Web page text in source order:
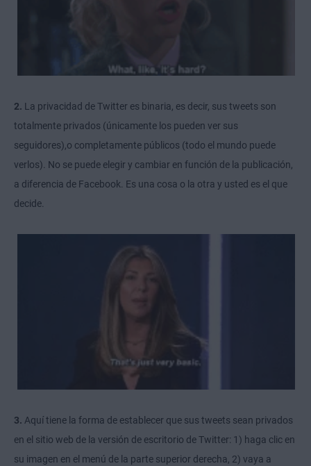
2. La privacidad de Twitter es binaria, es decir, sus tweets son
totalmente privados (únicamente los pueden ver sus
seguidores),o completamente públicos (todo el mundo puede
verlos). No se puede elegir y cambiar en función de la publicación,
a diferencia de Facebook. Es una cosa o la otra y usted es el que
decide.
3. Aquí tiene la forma de establecer que sus tweets sean privados
en el sitio web de la versión de escritorio de Twitter: 1) haga clic en
su imagen en el menú de la parte superior derecha, 2) vaya a